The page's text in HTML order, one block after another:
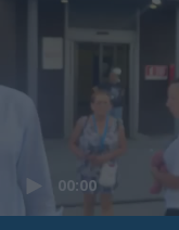
00:00